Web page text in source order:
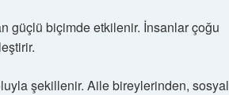
güçlü biçimde etkilenir. İnsanlar çoğu
şekillenir. Aile bireylerinden, sosyal